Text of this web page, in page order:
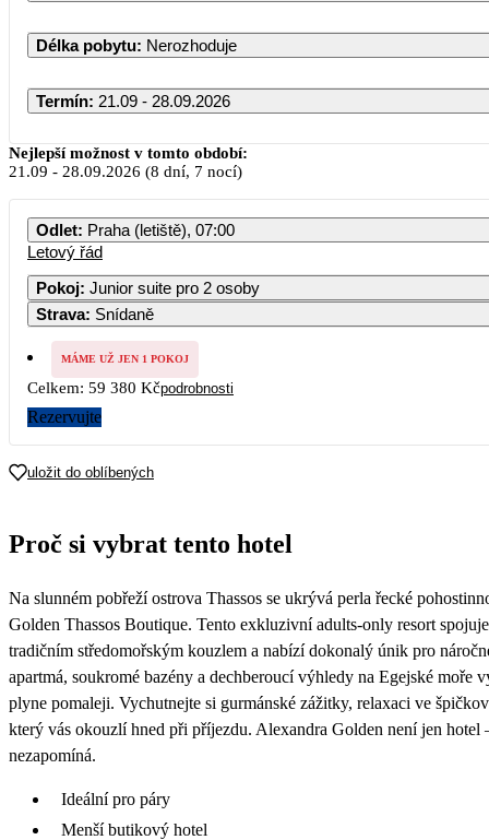
Délka pobytu: Nerozhoduje
Termín: 21.09 - 28.09.2026
Září 2026
PO ÚT ST ČT PÁ SO
67 790
29 690 33 990
Nejlepší možnost v tomto období:
21.09 - 28.09.2026 (8 dní, 7 nocí)
Odlet: Praha (letiště), 07:00
Letový řád
Pokoj: Junior suite pro 2 osoby
Strava: Snídaně
MÁME UŽ JEN 1 POKOJ
Celkem: 59 380 Kčpodrobnosti
Rezervujte
uložit do oblíbených
Proč si vybrat tento hotel
Na slunném pobřeží ostrova Thassos se ukrývá perla řecké
Golden Thassos Boutique. Tento exkluzivní adults-only resort
tradičním středomořským kouzlem a nabízí dokonalý únik pro
apartmá, soukromé bazény a dechberoucí výhledy na Egejské moře
plyne pomaleji. Vychutnejte si gurmánské zážitky, relaxaci ve
který vás okouzlí hned při příjezdu. Alexandra Golden není jen hotel
nezapomíná.
Ideální pro páry
Menší butikový hotel